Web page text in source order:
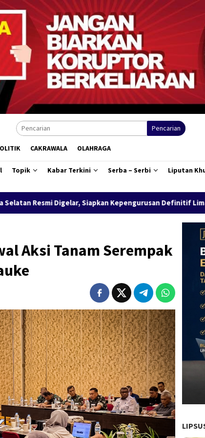
Pencarian
CAKRAWALA OLAHRAGA
Topik Kabar Terkini Serba – Serbi
Liputan
Kepengurusan Definitif Lima Tahun Ke Depan Buka
Aksi Tanam Serempak